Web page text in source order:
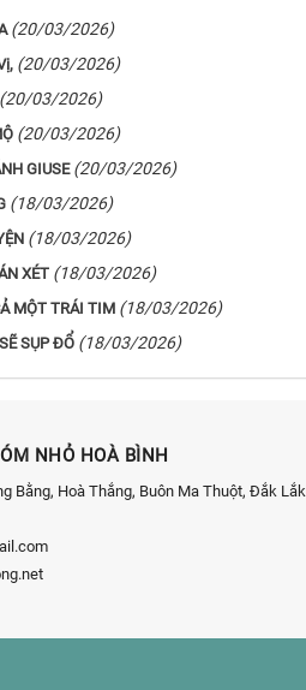
(20/03/2026)
(20/03/2026)
(20/03/2026)
(20/03/2026)
GIUSE (20/03/2026)
(18/03/2026)
(18/03/2026)
XÉT (18/03/2026)
MỘT TRÁI TIM (18/03/2026)
SỤP ĐỔ (18/03/2026)
NHỎ HOÀ BÌNH
Bằng, Hoà Thắng, Buôn Ma Thuột, Đắk Lắk